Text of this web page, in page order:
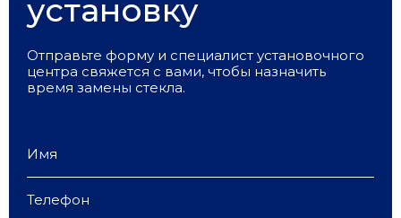
установку
Отправьте форму и специалист установочного
центра свяжется с вами, чтобы назначить
время замены стекла.